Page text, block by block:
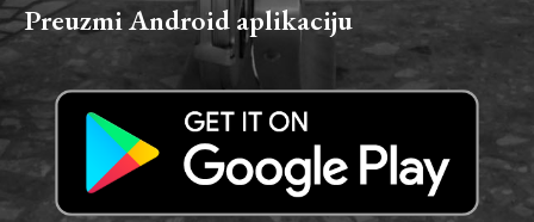
Preuzmi Android aplikaciju